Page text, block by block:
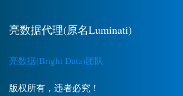
亮数据代理(原名Luminati)
亮数据(Bright Data)团队
版权所有，违者必究！